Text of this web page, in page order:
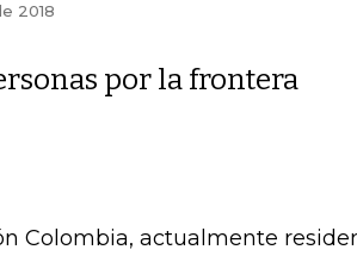
2018
por la frontera
Colombia, actualmente